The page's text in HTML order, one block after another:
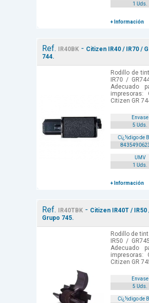
1 Uds.
+ Información
Ref. IR40BK- Citizen IR40 / IR70 /
744.
Rodillo de
IR70 /
Adecuado
Citizen GR
Envase
5 Uds.
Cï¿½digo de
UMV
1 Uds.
+ Información
Ref. IR40TBK- Citizen IR40T /
Grupo 745.
Rodillo de
IR50 /
Adecuado
Citizen GR
Envase
5 Uds.
Cï¿½digo de